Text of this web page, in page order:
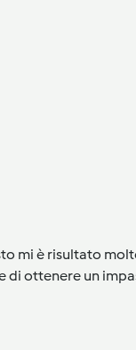
mi è risultato
di ottenere un